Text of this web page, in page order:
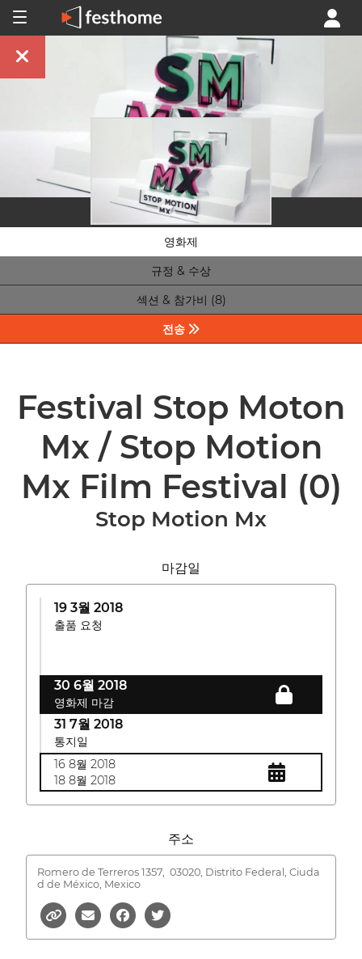
영화제
규정 & 수상
섹션 & 참가비 (8)
전송
Festival Stop Moton
Mx / Stop Motion
Mx Film Festival (0)
Stop Motion Mx
마감일
19 3월 2018
출품 요청
30 6월 2018
영화제 마감
31 7월 2018
통지일
16 8월 2018
18 8월 2018
주소
Romero de Terreros 1357, 03020, Distrito Federal, Ciuda
d de México, Mexico